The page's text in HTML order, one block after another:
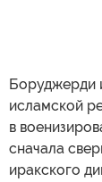
Боруджерди
исламской
в
сначала
иракского